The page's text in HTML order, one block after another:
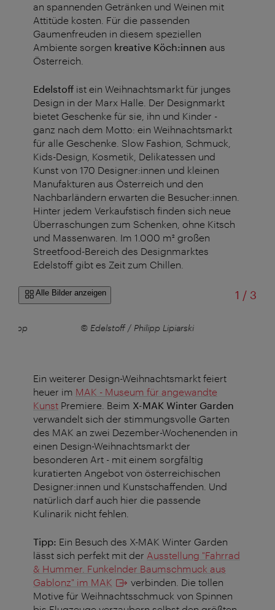
an spannenden Getränken und Weinen mit
Attitüde kosten. Für die passenden
Gaumenfreuden in diesem speziellen
Ambiente sorgen kreative Köch:innen aus
Österreich.
Edelstoff ist ein Weihnachtsmarkt für junges
Design in der Marx Halle. Der Designmarkt
bietet Geschenke für sie, ihn und Kinder -
ganz nach dem Motto: ein Weihnachtsmarkt
für alle Geschenke. Slow Fashion, Schmuck,
Kids-Design, Kosmetik, Delikatessen und
Kunst von 170 Designer:innen und kleinen
Manufakturen aus Österreich und den
Nachbarländern erwarten die Besucher:innen.
Hinter jedem Verkaufstisch finden sich neue
Überraschungen zum Schenken, ohne Kitsch
und Massenwaren. Im 1.000 m² großen
Streetfood-Bereich des Designmarktes
Edelstoff gibt es Zeit zum Chillen.
Alle Bilder anzeigen 1 /von
3
© Edelstoff / Philipp Lipiarski
Ein weiterer Design-Weihnachtsmarkt feiert
heuer im MAK - Museum für angewandte
Kunst Premiere. Beim X-MAK Winter Garden
verwandelt sich der stimmungsvolle Garten
des MAK an zwei Dezember-Wochenenden in
einen Design-Weihnachtsmarkt der
besonderen Art - mit einem sorgfältig
kuratierten Angebot von österreichischen
Designer:innen und Kunstschaffenden. Und
natürlich darf auch hier die passende
Kulinarik nicht fehlen.
Tipp: Ein Besuch des X-MAK Winter Garden
lässt sich perfekt mit der Ausstellung "Fahrrad
& Hummer. Funkelnder Baumschmuck aus
Gablonz" im MAK
verbinden. Die tollen
Motive für Weihnachtsschmuck von Spinnen